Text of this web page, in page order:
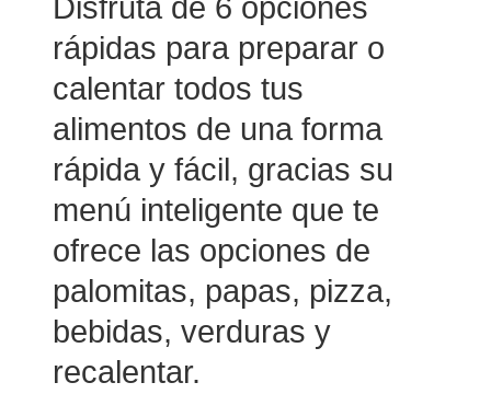
Disfruta de 6 opciones
rápidas para preparar o
calentar todos tus
alimentos de una forma
rápida y fácil, gracias su
menú inteligente que te
ofrece las opciones de
palomitas, papas, pizza,
bebidas, verduras y
recalentar.